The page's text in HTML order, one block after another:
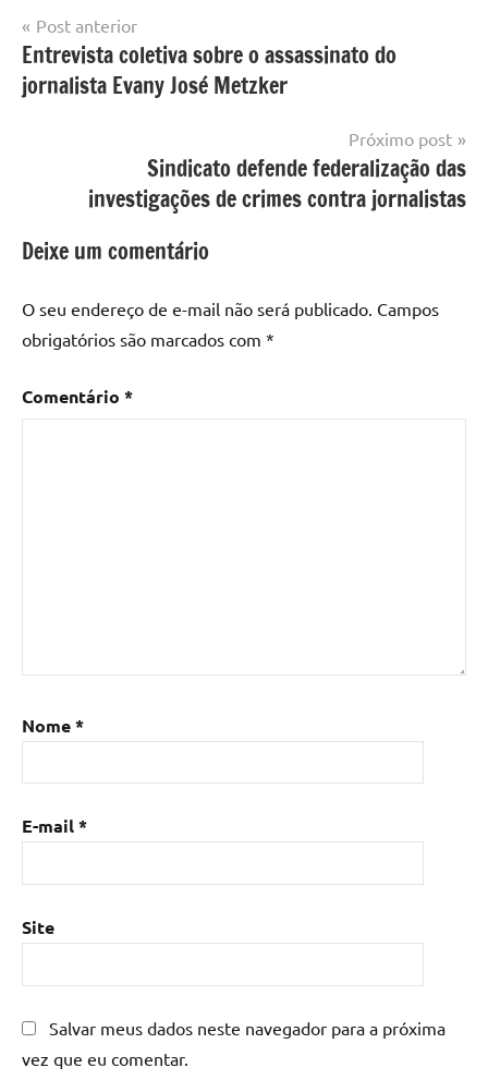
Navegação
de
Post
Post anterior
Entrevista coletiva sobre o assassinato do
jornalista Evany José Metzker
Próximo post
Sindicato defende federalização das
investigações de crimes contra jornalistas
Deixe um comentário
O seu endereço de e-mail não será publicado. Campos
obrigatórios são marcados com *
Comentário *
Nome*
E-mail*
Site
Salvar meus dados neste navegador para a próxima
vez que eu comentar.